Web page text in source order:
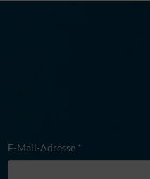
E-Mail-Adresse *